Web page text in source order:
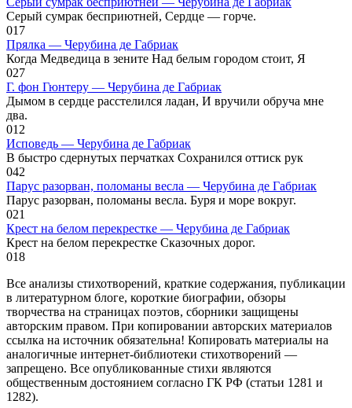
Серый сумрак бесприютней, Сердце — горче.
017
Прялка — Черубина де Габриак
Когда Медведица в зените Над белым городом стоит, Я
027
Г. фон Гюнтеру — Черубина де Габриак
Дымом в сердце расстелился ладан, И вручили обруча мне
два.
012
Исповедь — Черубина де Габриак
В быстро сдернутых перчатках Сохранился оттиск рук
042
Парус разорван, поломаны весла — Черубина де Габриак
Парус разорван, поломаны весла. Буря и море вокруг.
021
Крест на белом перекрестке — Черубина де Габриак
Крест на белом перекрестке Сказочных дорог.
018
Все анализы стихотворений, краткие содержания, публикации
в литературном блоге, короткие биографии, обзоры
творчества на страницах поэтов, сборники защищены
авторским правом. При копировании авторских материалов
ссылка на источник обязательна! Копировать материалы на
аналогичные интернет-библиотеки стихотворений —
запрещено. Все опубликованные стихи являются
общественным достоянием согласно ГК РФ (статьи 1281 и
1282).